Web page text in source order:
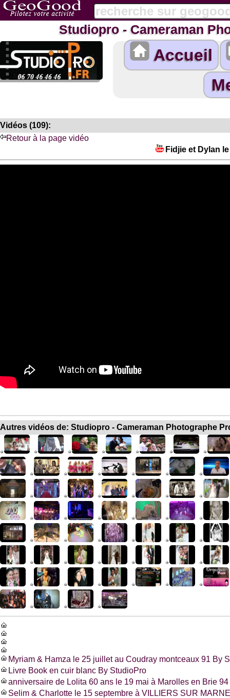
Studiopro - Cameraman
Accueil
Vidéos (109):
Retour à la page vidéo
Fidjie et Dylan
Autres vidéos de: Studiopro - Cameraman Photographe
Myriam & Hamza le 25 juillet au Coudray montceaux 91 By
Livre Book en cuir blanc By StudioPro
anniversaire de Lolita 60 ans le 19 mai à Marolles en Brie 94
Selim & Charlotte le 15 septembre à VILLIERS SUR